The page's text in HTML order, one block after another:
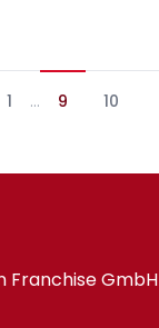
1 … 9 10
Franchise GmbH